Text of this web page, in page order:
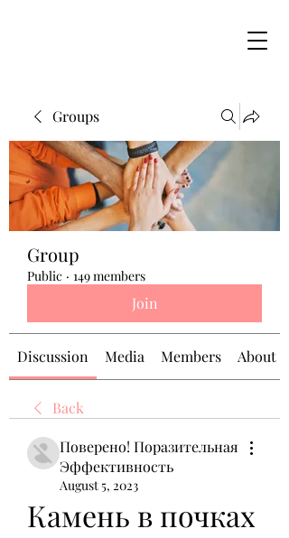
Groups
Group
Public · 149 members
Join
Discussion Media Members About
Back
Поверено! Поразительная
Эффективность
August 5, 2023
Камень в почках